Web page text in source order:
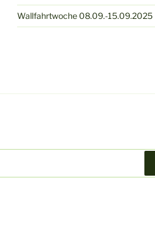
Wallfahrtwoche 08.09.-15.09.2025